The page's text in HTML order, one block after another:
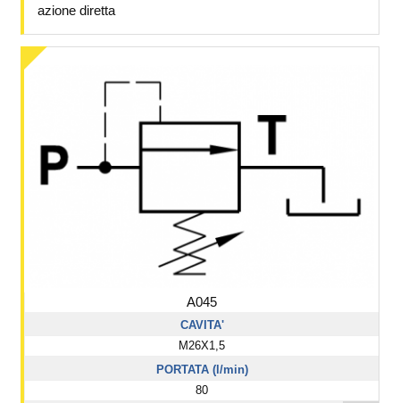
azione diretta
A045
CAVITA'
M26X1,5
PORTATA (l/min)
80